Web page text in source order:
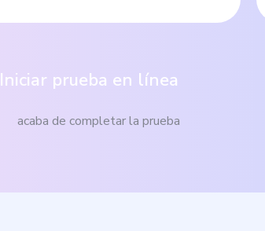
Iniciar prueba en línea
acaba de completar la prueba